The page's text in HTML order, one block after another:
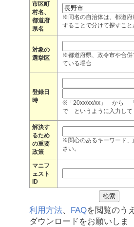
市区町
村名、
都道府
県名
※同名の自治体は、都道府
することで分けて探すこと
対象の
選挙区
※都道府県、政令市や合併
ている場合
登録日
時
※「20xx/xx/xx」 から 「
で というように入力して
解決す
るため
の重要
政策
※関心のあるキーワード、
さい。
マニフ
ェスト
ID
利用方法、 FAQを閲覧のうえ
ダウンロードをお願いしま